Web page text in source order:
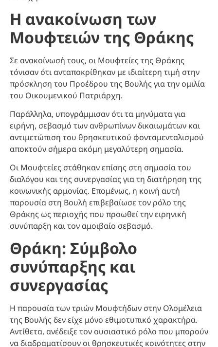
Η ανακοίνωση των
Μουφτειών της Θράκης
Σε ανακοίνωσή τους, οι Μουφτείες της Θράκης
τόνισαν ότι ανταποκρίθηκαν με ιδιαίτερη τιμή στην
πρόσκληση του Προέδρου της Βουλής για την ομιλία
του Οικουμενικού Πατριάρχη.
Παράλληλα, υπογράμμισαν ότι τα μηνύματα για
ειρήνη, σεβασμό των ανθρωπίνων δικαιωμάτων και
αντιμετώπιση του θρησκευτικού φονταμενταλισμού
αποκτούν σήμερα ακόμη μεγαλύτερη σημασία.
Οι Μουφτείες στάθηκαν επίσης στη σημασία του
διαλόγου και της συνεργασίας για τη διατήρηση της
κοινωνικής αρμονίας. Επομένως, η κοινή αυτή
παρουσία στη Βουλή επιβεβαίωσε τον ρόλο της
Θράκης ως περιοχής που προωθεί την ειρηνική
συνύπαρξη και τον αμοιβαίο σεβασμό.
Θράκη: Σύμβολο
συνύπαρξης και
συνεργασίας
Η παρουσία των τριών Μουφτήδων στην Ολομέλεια
της Βουλής δεν είχε μόνο εθιμοτυπικό χαρακτήρα.
Αντίθετα, ανέδειξε τον ουσιαστικό ρόλο που μπορούν
να διαδραματίσουν οι θρησκευτικές κοινότητες στην